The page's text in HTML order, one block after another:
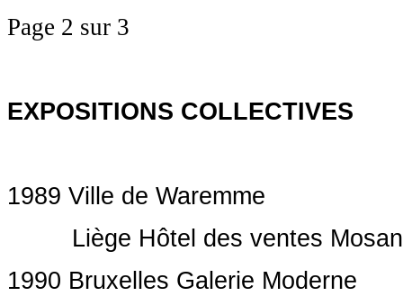
Page 2 sur 3
EXPOSITIONS COLLECTIVES
1989 Ville de Waremme
Liège Hôtel des ventes Mosan
1990 Bruxelles Galerie Moderne